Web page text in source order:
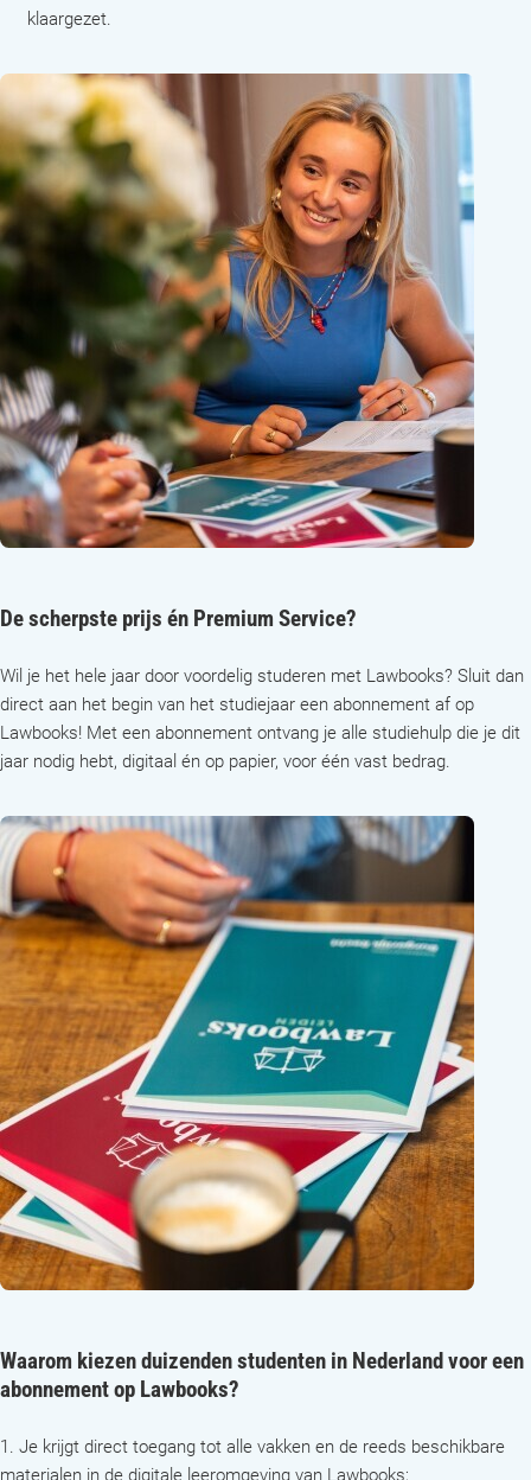
klaargezet.
De scherpste prijs én Premium Service?
Wil je het hele jaar door voordelig studeren met Lawbooks? Sluit dan
direct aan het begin van het studiejaar een abonnement af op
Lawbooks! Met een abonnement ontvang je alle studiehulp die je dit
jaar nodig hebt, digitaal én op papier, voor één vast bedrag.
Waarom kiezen duizenden studenten in Nederland voor een
abonnement op Lawbooks?
1. Je krijgt direct toegang tot alle vakken en de reeds beschikbare
materialen in de digitale leeromgeving van Lawbooks;